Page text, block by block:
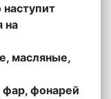
наступит
на
масляные,
фонарей